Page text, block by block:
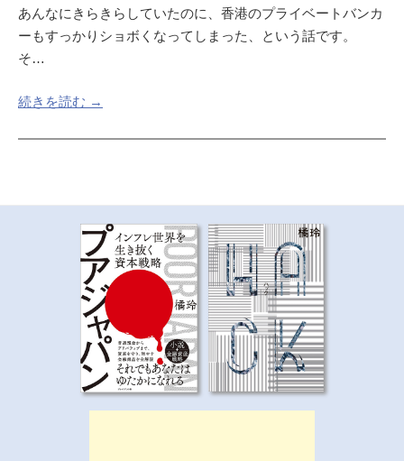
あんなにきらきらしていたのに、香港のプライベートバンカ
ーもすっかりショボくなってしまった、という話です。
そ…
続きを読む →